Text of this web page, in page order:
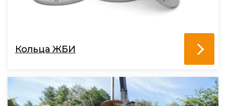
Кольца ЖБИ